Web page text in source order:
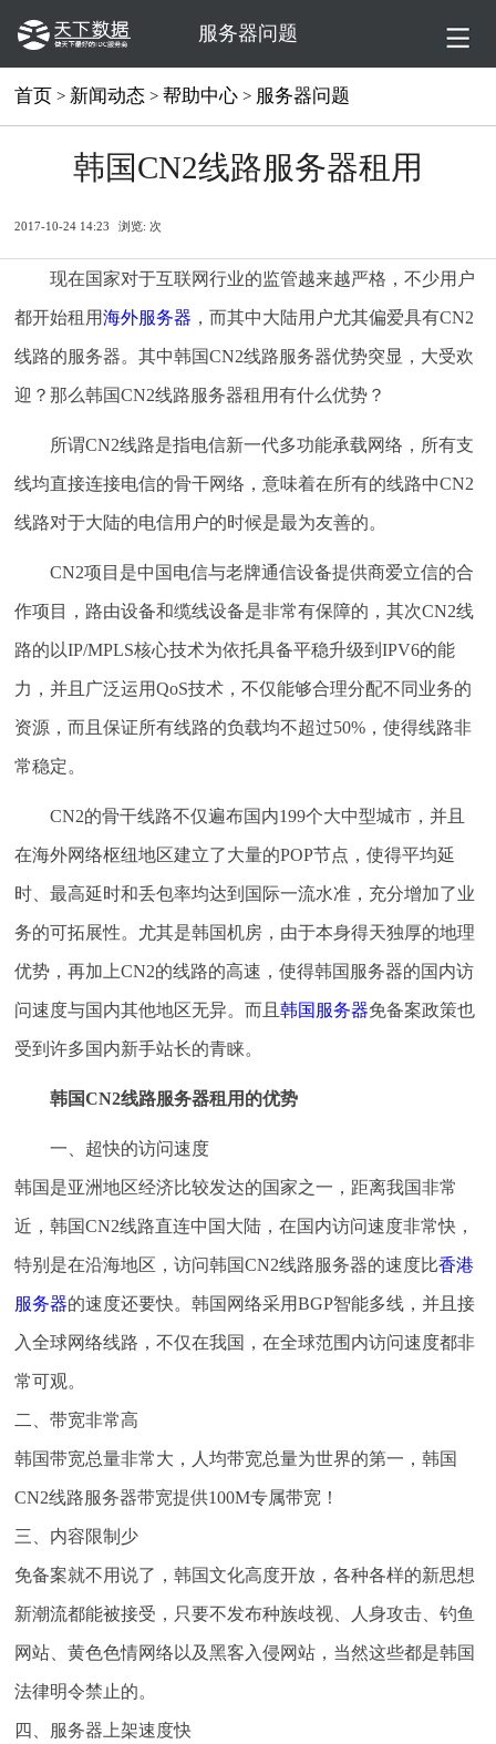
服务器问题
首页 > 新闻动态 >帮助中心 > 服务器问题
韩国CN2线路服务器租用
2017-10-24 14:23 浏览: 次
现在国家对于互联网行业的监管越来越严格，不少用户
都开始租用海外服务器 ，而其中大陆用户尤其偏爱具有CN2
线路的服务器。其中韩国CN2线路服务器优势突显，大受欢
迎？那么韩国CN2线路服务器租用有什么优势？
所谓CN2线路是指电信新一代多功能承载网络，所有支
线均直接连接电信的骨干网络，意味着在所有的线路中CN2
线路对于大陆的电信用户的时候是最为友善的。
CN2项目是中国电信与老牌通信设备提供商爱立信的合
作项目，路由设备和缆线设备是非常有保障的，其次CN2线
路的以IP/MPLS核心技术为依托具备平稳升级到IPV6的能
力，并且广泛运用QoS技术，不仅能够合理分配不同业务的
资源，而且保证所有线路的负载均不超过50%，使得线路非
常稳定。
CN2的骨干线路不仅遍布国内199个大中型城市，并且
在海外网络枢纽地区建立了大量的POP节点，使得平均延
时、最高延时和丢包率均达到国际一流水准，充分增加了业
务的可拓展性。尤其是韩国机房，由于本身得天独厚的地理
优势，再加上CN2的线路的高速，使得韩国服务器的国内访
问速度与国内其他地区无异。而且韩国服务器免备案政策也
受到许多国内新手站长的青睐。
韩国CN2线路服务器租用的优势
一、超快的访问速度
韩国是亚洲地区经济比较发达的国家之一，距离我国非常
近，韩国CN2线路直连中国大陆，在国内访问速度非常快，
特别是在沿海地区，访问韩国CN2线路服务器的速度比香港
服务器的速度还要快。韩国网络采用BGP智能多线，并且接
入全球网络线路，不仅在我国，在全球范围内访问速度都非
常可观。
二、带宽非常高
韩国带宽总量非常大，人均带宽总量为世界的第一，韩国
CN2线路服务器带宽提供100M专属带宽！
三、内容限制少
免备案就不用说了，韩国文化高度开放，各种各样的新思想
新潮流都能被接受，只要不发布种族歧视、人身攻击、钓鱼
网站、黄色色情网络以及黑客入侵网站，当然这些都是韩国
法律明令禁止的。
四、服务器上架速度快